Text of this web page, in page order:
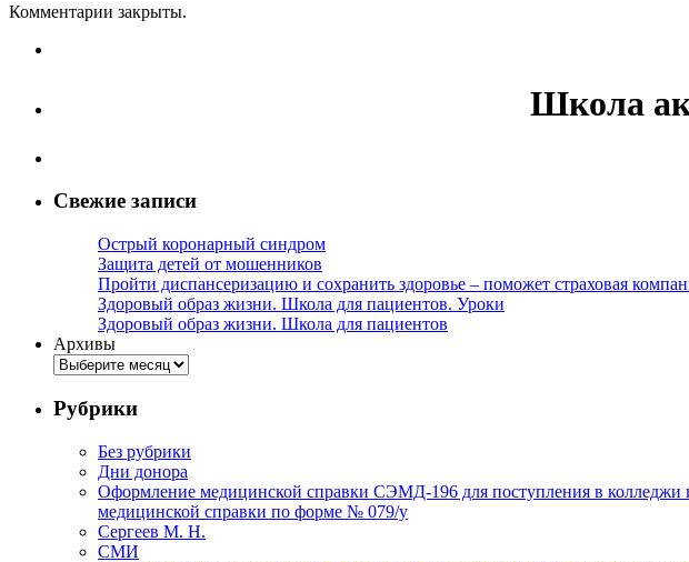
Комментарии закрыты.
Школа
Свежие записи
Острый коронарный синдром
Защита детей от мошенников
Пройти диспансеризацию и сохранить здоровье – поможет страховая
Здоровый образ жизни. Школа для пациентов. Уроки
Здоровый образ жизни. Школа для пациентов
Архивы
Рубрики
Без рубрики
Дни донора
Оформление медицинской справки СЭМД-196 для поступления в
медицинской справки по форме № 079/у
Сергеев М. Н.
СМИ